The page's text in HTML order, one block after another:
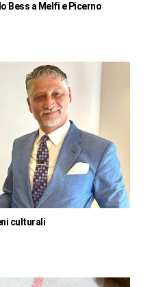
Bess a Melfi e Picerno
culturali